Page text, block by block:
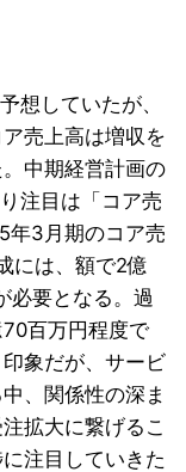
想していたが、
売上高は増収を
中期経営計画の
注目は「コア売
年3月期のコア売
には、額で2億
必要となる。過
百万円程度で
象だが、サービ
、関係性の深ま
拡大に繋げるこ
注目していきた